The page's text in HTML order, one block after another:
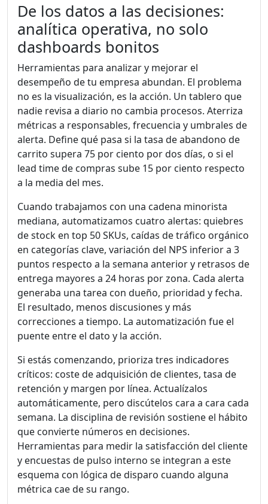
De los datos a las decisiones:
analítica operativa, no solo
dashboards bonitos
Herramientas para analizar y mejorar el
desempeño de tu empresa abundan. El problema
no es la visualización, es la acción. Un tablero que
nadie revisa a diario no cambia procesos. Aterriza
métricas a responsables, frecuencia y umbrales de
alerta. Define qué pasa si la tasa de abandono de
carrito supera 75 por ciento por dos días, o si el
lead time de compras sube 15 por ciento respecto
a la media del mes.
Cuando trabajamos con una cadena minorista
mediana, automatizamos cuatro alertas: quiebres
de stock en top 50 SKUs, caídas de tráfico orgánico
en categorías clave, variación del NPS inferior a 3
puntos respecto a la semana anterior y retrasos de
entrega mayores a 24 horas por zona. Cada alerta
generaba una tarea con dueño, prioridad y fecha.
El resultado, menos discusiones y más
correcciones a tiempo. La automatización fue el
puente entre el dato y la acción.
Si estás comenzando, prioriza tres indicadores
críticos: coste de adquisición de clientes, tasa de
retención y margen por línea. Actualízalos
automáticamente, pero discútelos cara a cara cada
semana. La disciplina de revisión sostiene el hábito
que convierte números en decisiones.
Herramientas para medir la satisfacción del cliente
y encuestas de pulso interno se integran a este
esquema con lógica de disparo cuando alguna
métrica cae de su rango.